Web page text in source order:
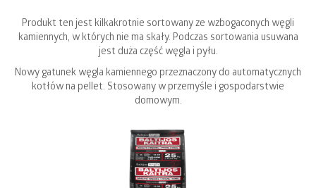
Produkt ten jest kilkakrotnie sortowany ze wzbogaconych węgli
kamiennych, w których nie ma skały. Podczas sortowania usuwana
jest duża część węgla i pyłu.
Nowy gatunek węgla kamiennego przeznaczony do automatycznych
kotłów na pellet. Stosowany w przemyśle i gospodarstwie
domowym.